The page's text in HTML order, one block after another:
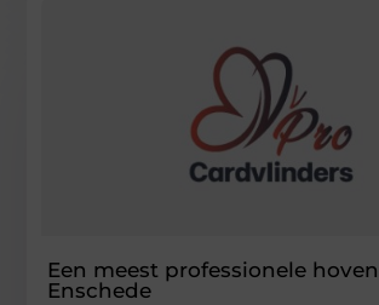
Een meest professionele
Enschede